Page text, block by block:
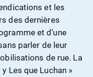
et les
des dernières
et d’une
parler de leur
de rue. La
Les que Luchan »